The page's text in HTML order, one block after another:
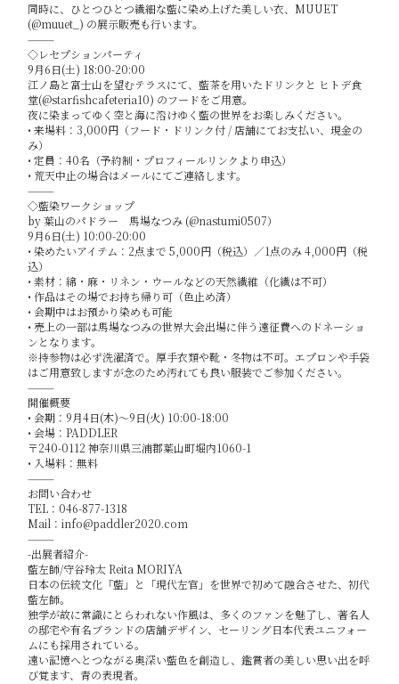
同時に、ひとつひとつ繊細な藍に染め上げた美しい衣、MUUET
(@muuet_) の展示販売も行います。
⸻
◇レセプションパーティ
9月6日(土) 18:00-20:00
江ノ島と富士山を望むテラスにて、藍茶を用いたドリンクと ヒトデ食
堂(@starfishcafeteria10) のフードをご用意。
夜に染まってゆく空と海に溶けゆく藍の世界をお楽しみください。
• 来場料：3,000円（フード・ドリンク付 / 店舗にてお支払い、現金の
み）
• 定員：40名（予約制・プロフィールリンクより申込）
• 荒天中止の場合はメールにてご連絡します。
⸻
◇藍染ワークショップ
by 葉山のパドラー 馬場なつみ (@nastumi0507）
9月6日(土) 10:00-20:00
• 染めたいアイテム：2点まで 5,000円（税込）／1点のみ 4,000円（税
込）
• 素材：綿・麻・リネン・ウールなどの天然繊維（化繊は不可）
• 作品はその場でお持ち帰り可（色止め済）
• 会期中はお預かり染めも可能
• 売上の一部は馬場なつみの世界大会出場に伴う遠征費へのドネーショ
ンとなります。
※持参物は必ず洗濯済で。厚手衣類や靴・冬物は不可。エプロンや手袋
はご用意致しますが念のため汚れても良い服装でご参加ください。
⸻
開催概要
• 会期：9月4日(木)〜9日(火) 10:00-18:00
• 会場：PADDLER
〒240-0112 神奈川県三浦郡葉山町堀内1060-1
• 入場料：無料
⸻
お問い合わせ
TEL：046-877-1318
Mail：info@paddler2020.com
⸻
-出展者紹介-
藍左師/守谷玲太 Reita MORIYA
日本の伝統文化「藍」と「現代左官」を世界で初めて融合させた、初代
藍左師。
独学が故に常識にとらわれない作風は、多くのファンを魅了し、著名人
の邸宅や有名ブランドの店舗デザイン、セーリング日本代表ユニフォー
ムにも採用されている。
遠い記憶へとつながる奥深い藍色を創造し、鑑賞者の美しい思い出を呼
び覚ます、青の表現者。